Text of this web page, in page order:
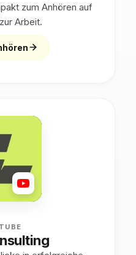
zum Anhören auf
Arbeit.